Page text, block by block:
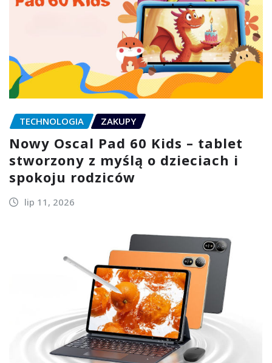
TECHNOLOGIA ZAKUPY
Nowy Oscal Pad 60 Kids – tablet
stworzony z myślą o dzieciach i
spokoju rodziców
lip 11, 2026